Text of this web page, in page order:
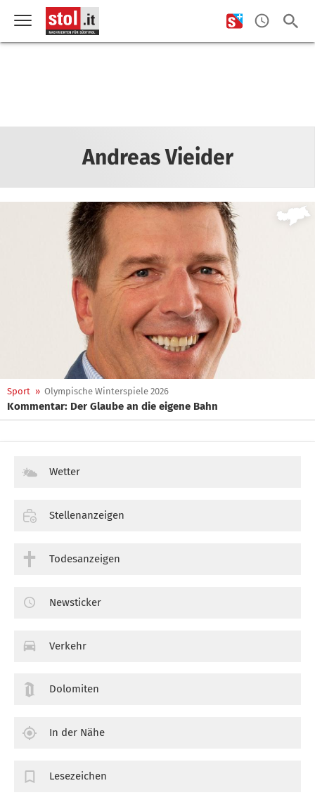
Andreas Vieider
Sport » Olympische Winterspiele 2026
Kommentar: Der Glaube an die eigene Bahn
Wetter
Stellenanzeigen
Todesanzeigen
Newsticker
Verkehr
Dolomiten
In der Nähe
Lesezeichen